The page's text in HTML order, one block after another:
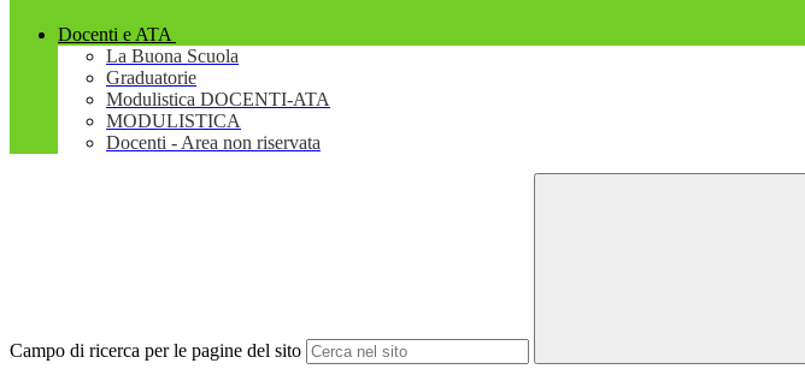
Docenti e ATA
La Buona Scuola
Graduatorie
Modulistica DOCENTI-ATA
MODULISTICA
Docenti - Area non riservata
Campo di ricerca per le pagine del sito